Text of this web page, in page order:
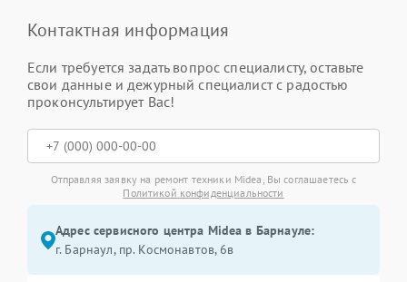
Контактная информация
Если требуется задать вопрос специалисту, оставьте
свои данные и дежурный специалист с радостью
проконсультирует Вас!
Отправляя заявку на ремонт техники Midea, Вы соглашаетесь с
Политикой конфиденциальности
Адрес сервисного центра Midea в Барнауле:
г. Барнаул, ​пр. Космонавтов, 6в